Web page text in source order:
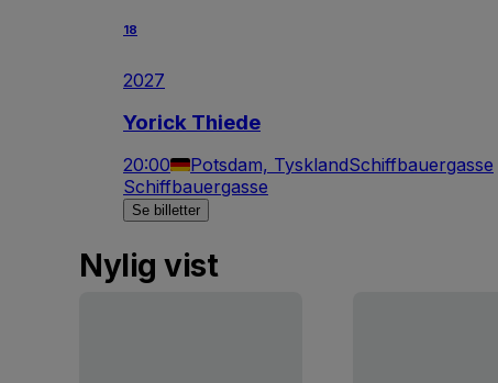
18
2027
Yorick Thiede
20:00 Potsdam, TysklandSchiffbauergasse
Schiffbauergasse
Se billetter
Nylig vist